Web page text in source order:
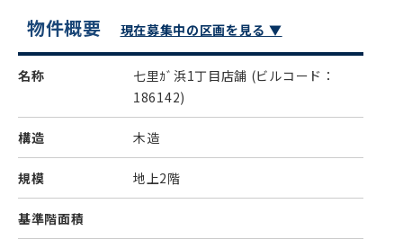
物件概要 現在募集中の区画を見る ▼
名称 七里ｶﾞ浜1丁目店舗 (ビルコード：
186142)
構造 木造
規模 地上2階
基準階面積